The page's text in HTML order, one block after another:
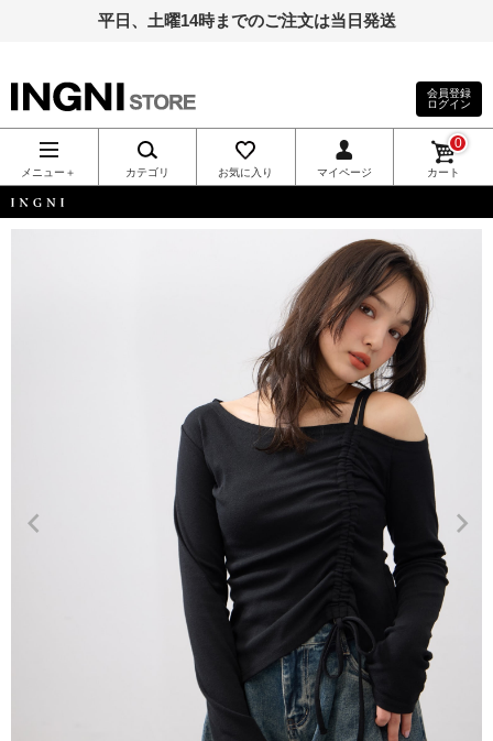
平日、土曜14時までのご注文は当日発送
INGNI（イン
グ）公式通
販｜INGNI
会員登録
ログイン
メニュー＋ カテゴリ お気に入り マイページ カート
0